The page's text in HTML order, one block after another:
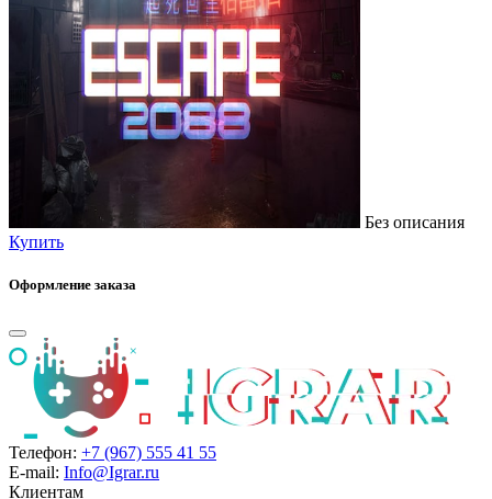
Без описания
Купить
Оформление заказа
Телефон: +7 (967) 555 41 55
E-mail: Info@Igrar.ru
Клиентам